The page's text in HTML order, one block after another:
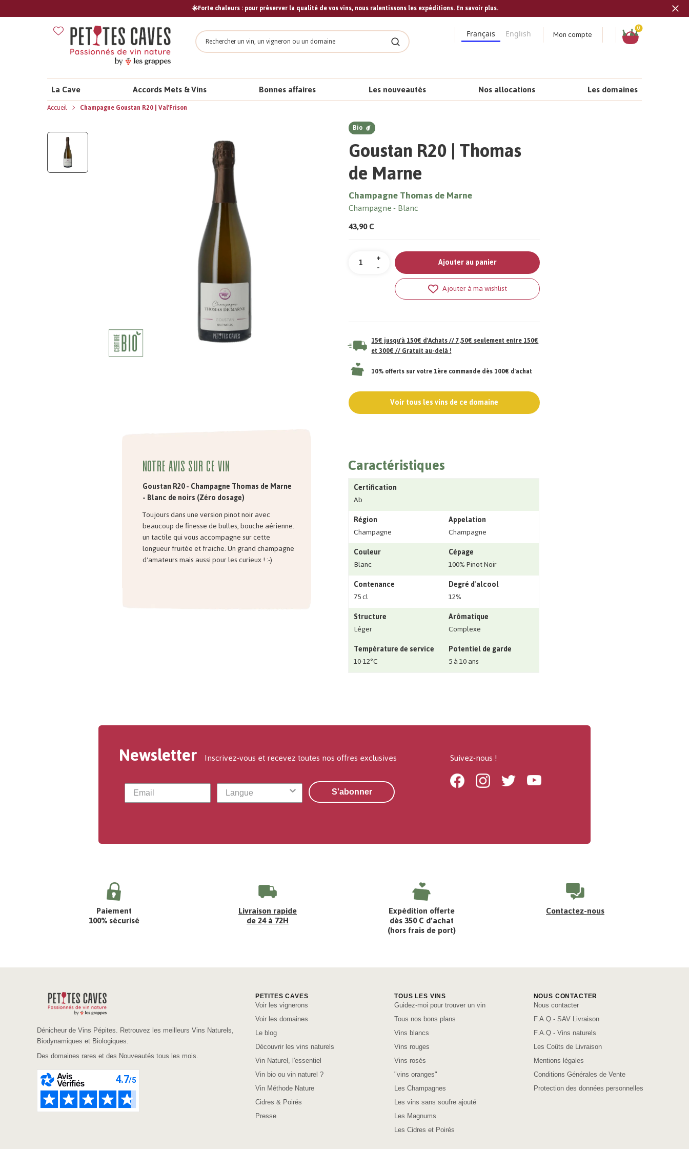
☀️Forte chaleurs : pour préserver la qualité de vos vins, nous ralentissons les expéditions. En savoir plus.
Rechercher
Rechercher
Français English Mon compte
Panier
0
La Cave Accords Mets & Vins Bonnes affaires Les nouveautés Nos allocations Les domaines
Accueil
Champagne Goustan R20 | Val'Frison
Bio
Goustan R20 | Thomas
de Marne
Champagne Thomas de Marne
Champagne Blanc
43,90 €
Quantité +
-
Ajouter au panier
Ajouter à ma wishlist
15€ jusqu'à 150€ d'Achats // 7,50€ seulement entre 150€
et 300€ // Gratuit au-delà !
10% offerts sur votre 1ère commande dès 100€ d'achat
Voir tous les vins de ce domaine
Notre avis sur ce vin
Goustan R20 - Champagne Thomas de Marne
- Blanc de noirs (Zéro dosage)
Toujours dans une version pinot noir avec
beaucoup de finesse de bulles, bouche aérienne.
un tactile qui vous accompagne sur cette
longueur fruitée et fraiche. Un grand champagne
d'amateurs mais aussi pour les curieux ! :-)
Caractéristiques
Certification
Ab
Région
Champagne
Appelation
Champagne
Couleur
Blanc
Cépage
100% Pinot Noir
Contenance
75 cl
Degré d'alcool
12%
Structure
Léger
Arômatique
Complexe
Température de service
10-12°C
Potentiel de garde
5 à 10 ans
Newsletter Inscrivez-vous et recevez toutes nos offres exclusives
S'abonner
Suivez-nous !
FacebookInstagramTwitter Youtube
Paiement
100% sécurisé
Livraison rapide
de 24 à 72H
Expédition offerte
dès 350 € d’achat
(hors frais de port)
Contactez-nous
Dénicheur de Vins Pépites. Retrouvez les meilleurs Vins Naturels,
Biodynamiques et Biologiques.
Des domaines rares et des Nouveautés tous les mois.
PETITES CAVES
Voir les vignerons
Voir les domaines
Le blog
Découvrir les vins naturels
Vin Naturel, l'essentiel
Vin bio ou vin naturel ?
Vin Méthode Nature
Cidres & Poirés
Presse
TOUS LES VINS
Guidez-moi pour trouver un vin
Tous nos bons plans
Vins blancs
Vins rouges
Vins rosés
"vins oranges"
Les Champagnes
Les vins sans soufre ajouté
Les Magnums
Les Cidres et Poirés
NOUS CONTACTER
Nous contacter
F.A.Q - SAV Livraison
F.A.Q - Vins naturels
Les Coûts de Livraison
Mentions légales
Conditions Générales de Vente
Protection des données personnelles